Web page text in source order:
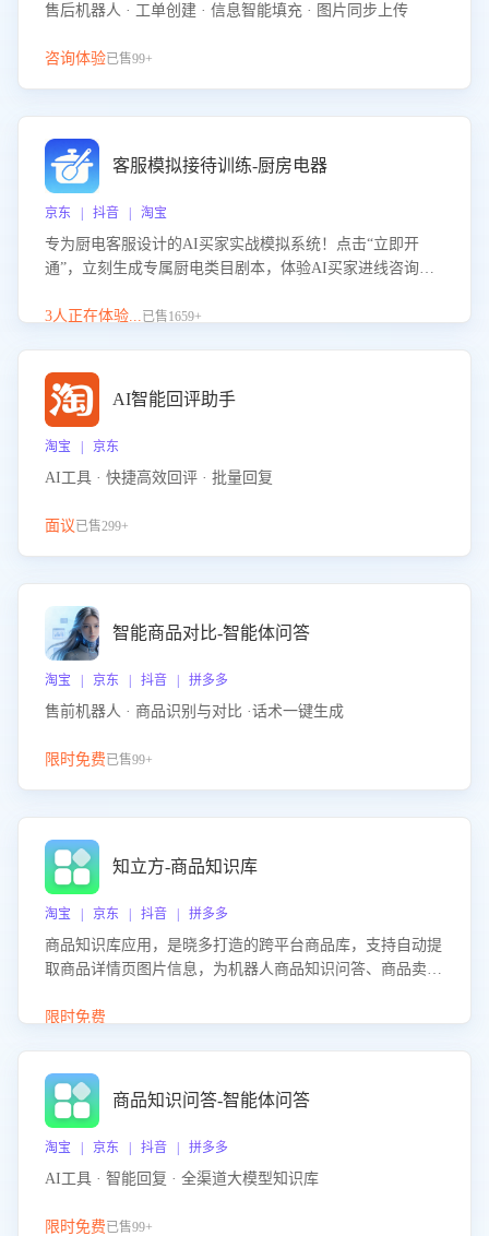
售后机器人 · 工单创建 · 信息智能填充 · 图片同步上传
咨询体验已售99+
客服模拟接待训练-厨房电器
京东 | 抖音 | 淘宝
专为厨电客服设计的AI买家实战模拟系统！点击“立即开
通”，立刻生成专属厨电类目剧本，体验AI买家进线咨询真
实场景应对技巧！
3人正在体验...已售1659+
AI智能回评助手
淘宝 | 京东
AI工具 · 快捷高效回评 · 批量回复
面议已售299+
智能商品对比-智能体问答
淘宝 | 京东 | 抖音 | 拼多多
售前机器人 · 商品识别与对比 ·话术一键生成
限时免费已售99+
知立方-商品知识库
淘宝 | 京东 | 抖音 | 拼多多
商品知识库应用，是晓多打造的跨平台商品库，支持自动提
取商品详情页图片信息，为机器人商品知识问答、商品卖点
限时免费
商品知识问答-智能体问答
淘宝 | 京东 | 抖音 | 拼多多
AI工具 · 智能回复 · 全渠道大模型知识库
限时免费已售99+